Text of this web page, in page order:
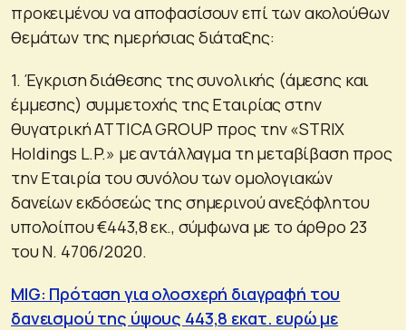
προκειμένου να αποφασίσουν επί των ακολούθων
θεμάτων της ημερήσιας διάταξης:
1. Έγκριση διάθεσης της συνολικής (άμεσης και
έμμεσης) συμμετοχής της Εταιρίας στην
θυγατρική ATTICA GROUP προς την «STRIX
Holdings L.P.» με αντάλλαγμα τη μεταβίβαση προς
την Εταιρία του συνόλου των ομολογιακών
δανείων εκδόσεώς της σημερινού ανεξόφλητου
υπολοίπου €443,8 εκ., σύμφωνα με το άρθρο 23
του Ν. 4706/2020.
MIG: Πρόταση για ολοσχερή διαγραφή του
δανεισμού της ύψους 443,8 εκατ. ευρώ με